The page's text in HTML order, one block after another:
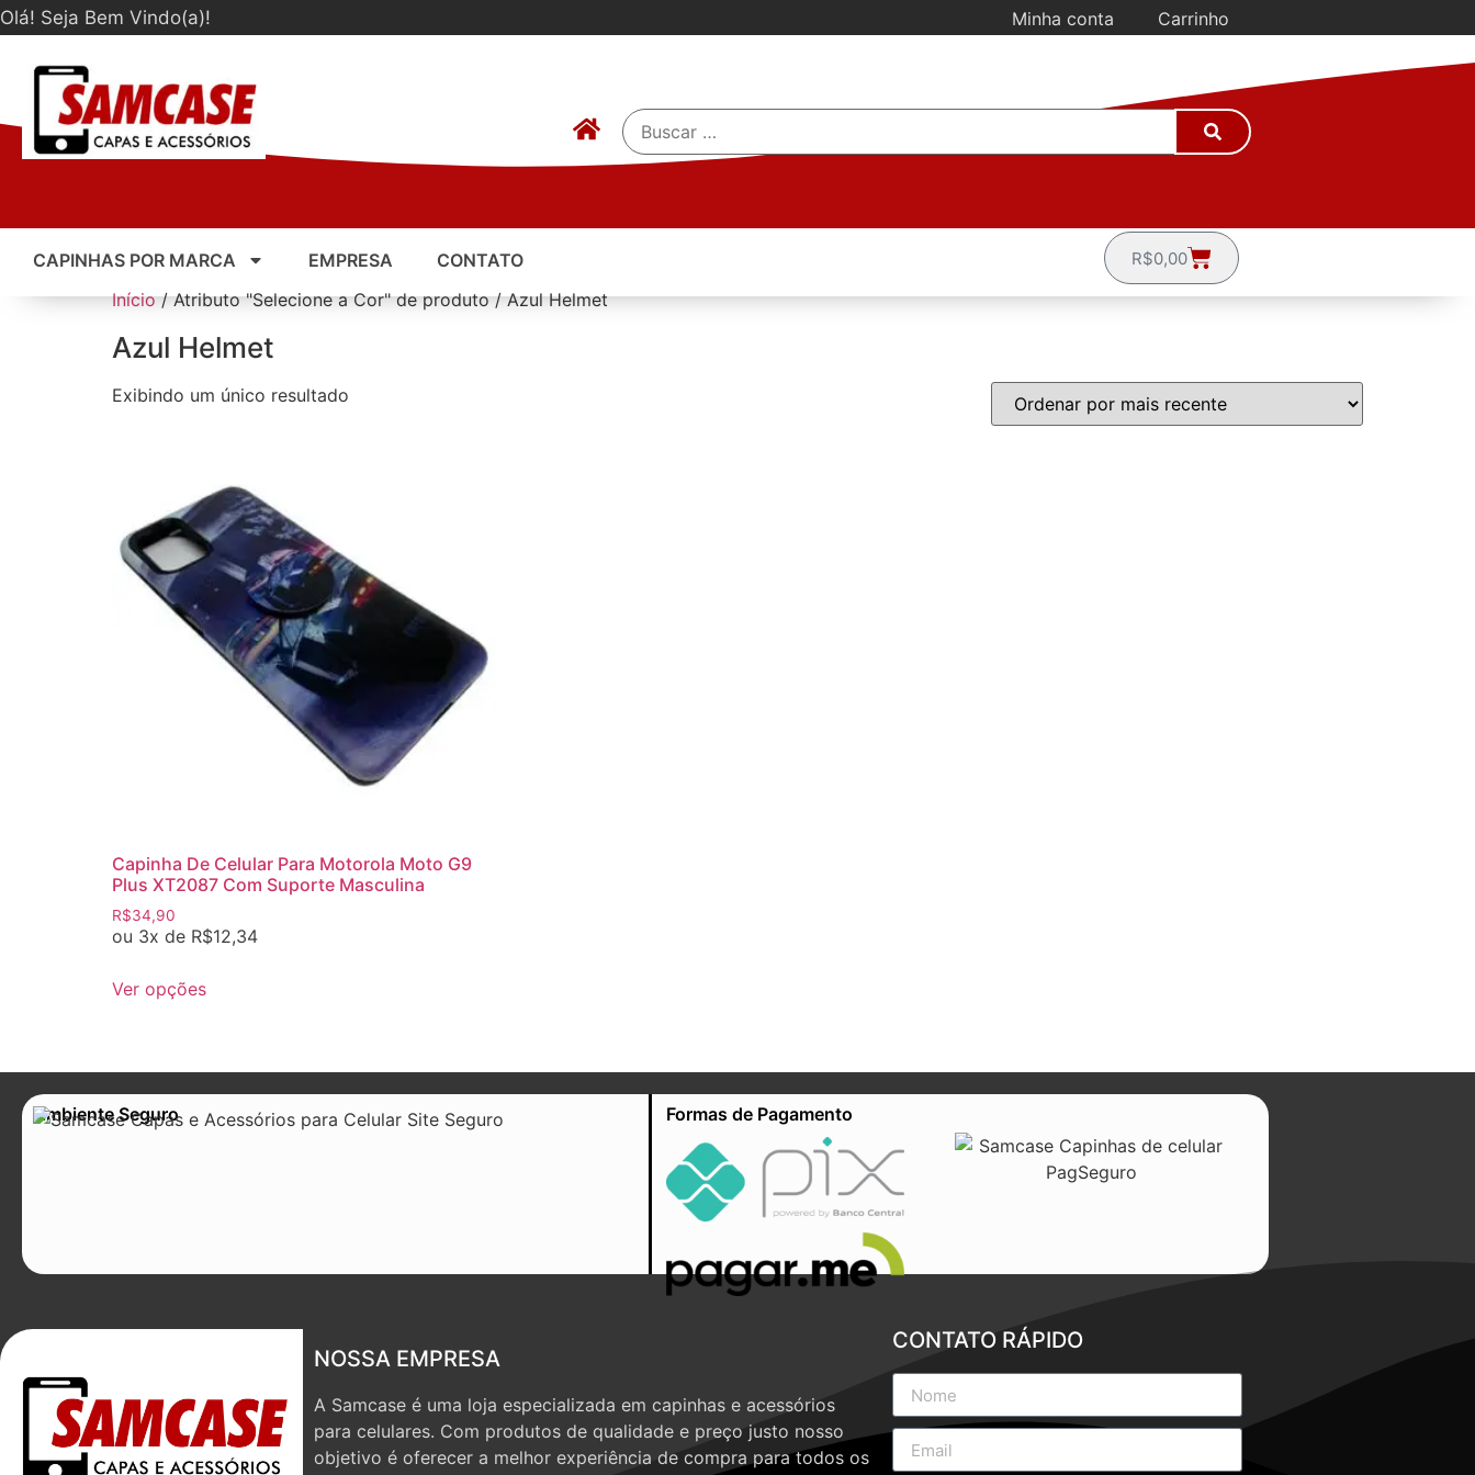
Olá! Seja Bem Vindo(a)! Minha conta Carrinho
CAPINHAS POR MARCA EMPRESA CONTATO R$0,00
Início/ Atributo "Selecione a Cor" de produto / Azul Helmet
Azul Helmet
Exibindo um único resultado
Capinha De Celular Para Motorola Moto G9
Plus XT2087 Com Suporte Masculina
R$34,90
ou 3x de R$12,34
Ver opções
Ambiente Seguro Formas de Pagamento
NOSSA EMPRESA
A Samcase é uma loja especializada em capinhas e acessórios
para celulares. Com produtos de qualidade e preço justo nosso
objetivo é oferecer a melhor experiência de compra para todos os
CONTATO RÁPIDO